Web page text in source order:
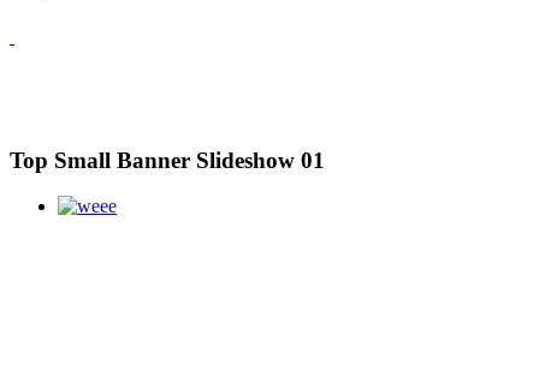
Top Small Banner Slideshow 01